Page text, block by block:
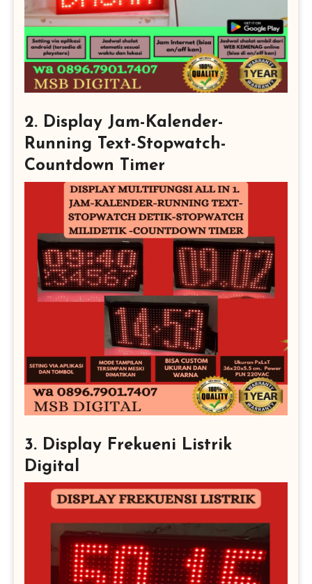
2. Display Jam-Kalender-
Running Text-Stopwatch-
Countdown Timer
3. Display Frekueni Listrik
Digital